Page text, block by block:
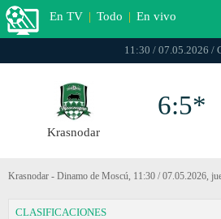
En TV | Todo | En vivo
11:30 / 07.05.2026 /
Krasnodar
6:5*
Krasnodar - Dinamo de Moscú, 11:30 / 07.05.2026,
CLASIFICACIONES